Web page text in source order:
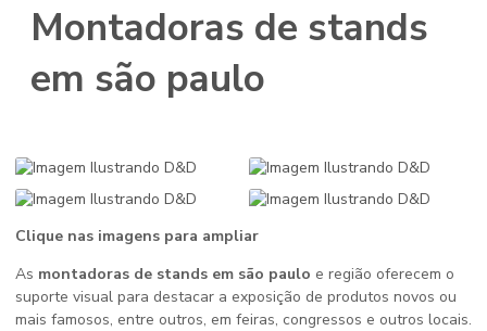
Montadoras de stands
em são paulo
Clique nas imagens para ampliar
As montadoras de stands em são paulo e região oferecem o
suporte visual para destacar a exposição de produtos novos ou
mais famosos, entre outros, em feiras, congressos e outros locais.